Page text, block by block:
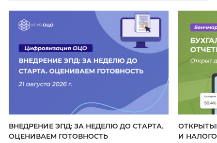
ВНЕДРЕНИЕ ЭПД: ЗА НЕДЕЛЮ ДО СТАРТА.
ОЦЕНИВАЕМ ГОТОВНОСТЬ
И